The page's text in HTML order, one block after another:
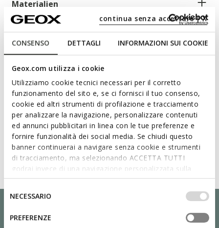
CONSENSO DETTAGLI INFORMAZIONI SUI COOKIE
Geox.com utilizza i cookie
Utilizziamo cookie tecnici necessari per il corretto
funzionamento del sito e, se ci fornisci il tuo consenso,
cookie ed altri strumenti di profilazione e tracciamento
per analizzare la navigazione, personalizzare contenuti
ed annunci pubblicitari in linea con le tue preferenze e
fornire funzionalità dei social media. Se chiudi questo
banner continuerai a navigare senza cookie e strumenti
di tracciamento, ma selezionando ACCETTA TUTTI
godrai invece di una navigazione personalizzata sulla
base dei tuoi gusti ed interessi. Selezionando
IMPOSTAZIONI potrai anche scegliere quali cookies ed
altri strumenti di tracciamento autorizzare. Per maggiori
informazioni o per modificare in qualsiasi momento le
tue impostazioni, visita la nostra
Selezione
consenso
NECESSARIO
PREFERENZE
continua senza accettare | X
Materialien
Technologien